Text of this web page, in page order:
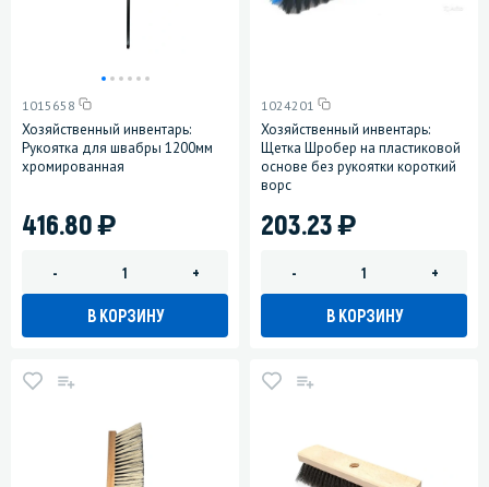
1015658
Хозяйственный инвентарь:
Рукоятка для швабры 1200мм
хромированная
416.80)
- +
В КОРЗИНУ
1024201
Хозяйственный инвентарь:
Щетка Шробер на пластиковой
основе без рукоятки короткий
ворс
203.23)
- +
В КОРЗИНУ